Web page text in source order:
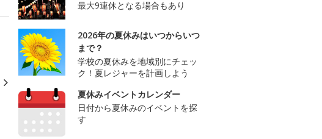
最大9連休となる場合もあり
2026年の夏休みはいつからいつ
まで？
学校の夏休みを地域別にチェッ
ク！夏レジャーを計画しよう
夏休みイベントカレンダー
日付から夏休みのイベントを探
す